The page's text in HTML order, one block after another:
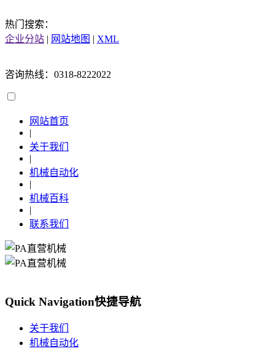
热门搜索：
企业分站 | 网站地图 | XML
咨询热线：0318-8222022
网站首页
|
关于我们
|
机械自动化
|
机械百科
|
联系我们
Quick Navigation快捷导航
关于我们
机械自动化